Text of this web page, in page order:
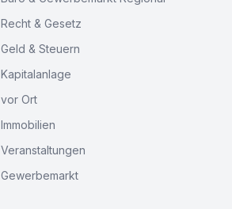
Recht & Gesetz
Geld & Steuern
Kapitalanlage
vor Ort
Immobilien
Veranstaltungen
Gewerbemarkt